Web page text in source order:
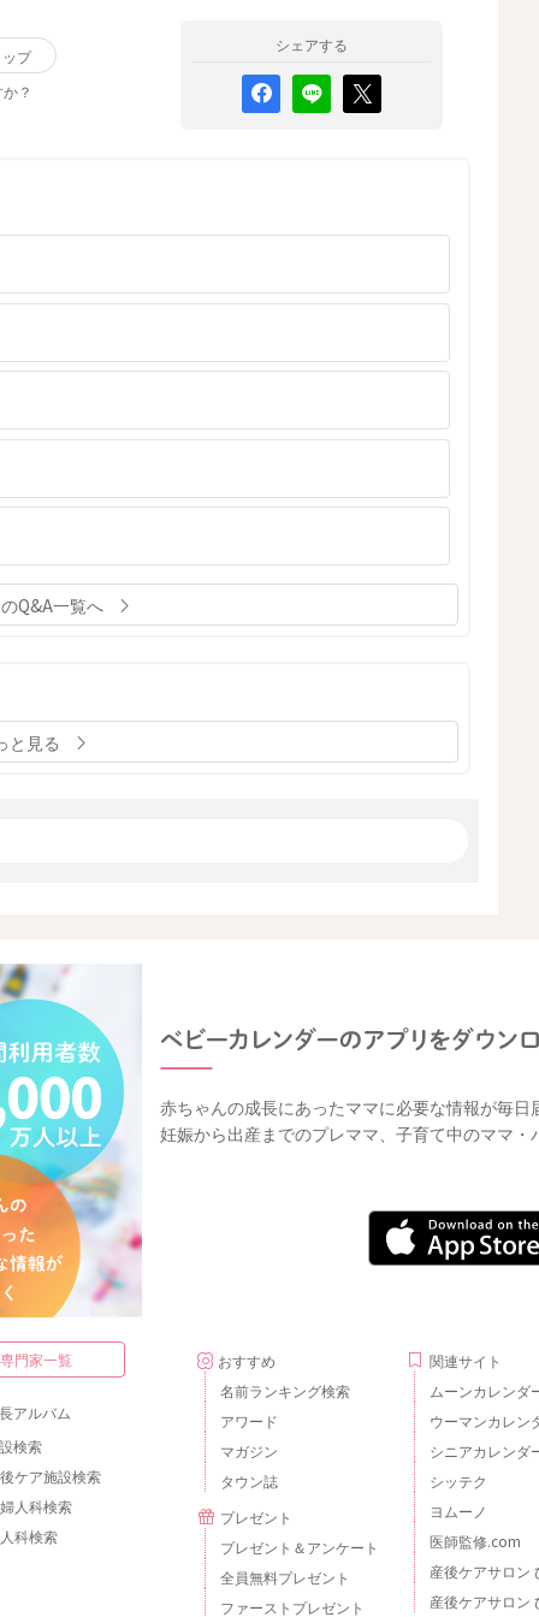
プ
？
シェアする
Q&A一覧へ
と見る
赤ちゃんの成長にあったママに必要な情報が毎日
妊娠から出産までのプレママ、子育て中のママ
門家一覧
アルバム
検索
ケア施設検索
人科検索
科検索
おすすめ
名前ランキング検索
アワード
マガジン
タウン誌
プレゼント
プレゼント＆アンケート
全員無料プレゼント
ファーストプレゼント
関連サイト
ムーンカレンダ
ウーマンカレン
シニアカレンダ
シッテク
ヨムーノ
医師監修.com
産後ケアサロン
産後ケアサロン